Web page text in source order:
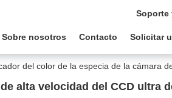
Soporte
Sobre nosotros Contacto Solicitar
del color de la especia de la cámara
alta velocidad del CCD ultra